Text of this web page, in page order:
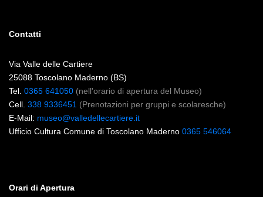
Contatti
Via Valle delle Cartiere
25088 Toscolano Maderno (BS)
Tel. 0365 641050 (nell'orario di apertura del Museo)
Cell. 338 9336451 (Prenotazioni per gruppi e scolaresche)
E-Mail: museo@valledellecartiere.it
Ufficio Cultura Comune di Toscolano Maderno 0365 546064
Orari di Apertura